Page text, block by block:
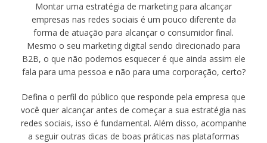
Montar uma estratégia de marketing para alcançar
empresas nas redes sociais é um pouco diferente da
forma de atuação para alcançar o consumidor final.
Mesmo o seu marketing digital sendo direcionado para
B2B, o que não podemos esquecer é que ainda assim ele
fala para uma pessoa e não para uma corporação, certo?
Defina o perfil do público que responde pela empresa que
você quer alcançar antes de começar a sua estratégia nas
redes sociais, isso é fundamental. Além disso, acompanhe
a seguir outras dicas de boas práticas nas plataformas